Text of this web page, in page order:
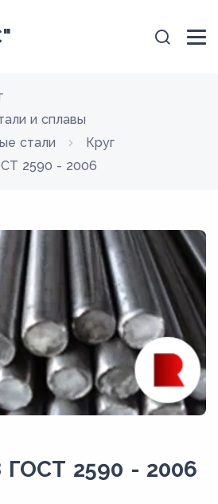
и сплавы
стали
Круг
2590 - 2006
ГОСТ 2590 - 2006